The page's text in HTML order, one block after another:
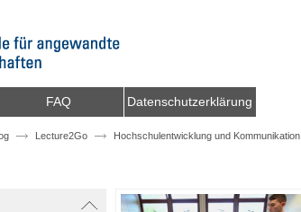
FAQ Datenschutzerklärung
Lecture2Go Hochschulentwicklung und Kommunikation